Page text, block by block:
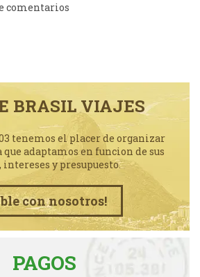
comentarios
BRASIL VIAJES
tenemos el placer de organizar
adaptamos en funcion de sus
intereses y presupuesto.
con nosotros!
PAGOS